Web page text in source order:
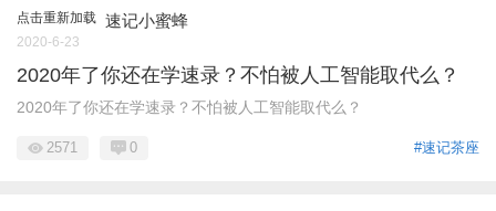
点击重新加载 速记小蜜蜂
2020-6-23
2020年了你还在学速录？不怕被人工智能取代么？
2020年了你还在学速录？不怕被人工智能取代么？
#速记茶座
2571 0